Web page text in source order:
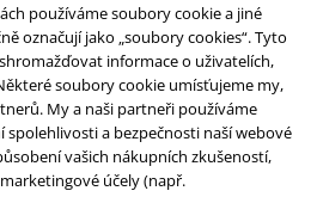
používáme soubory cookie a jiné
označují jako „soubory cookies“. Tyto
informace o uživatelích,
soubory cookie umísťujeme my,
My a naši partneři používáme
a bezpečnosti naší webové
vašich nákupních zkušeností,
účely (např.